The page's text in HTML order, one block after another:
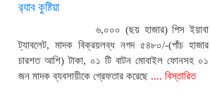
র‌্যাব কুষ্টিয়া
৬,০০০ (ছয় হাজার) পিস ইয়াবা
ট্যাবলেট, মাদক বিক্রয়লব্ধ নগদ ৫৪৮০/-(পাঁচ হাজার
চারশত আশি) টাকা, ০১ টি বাটন মোবাইল ফোনসহ ০১
জন মাদক ব্যবসায়ীকে গ্রেফতার করেছে .... বিস্তারিত